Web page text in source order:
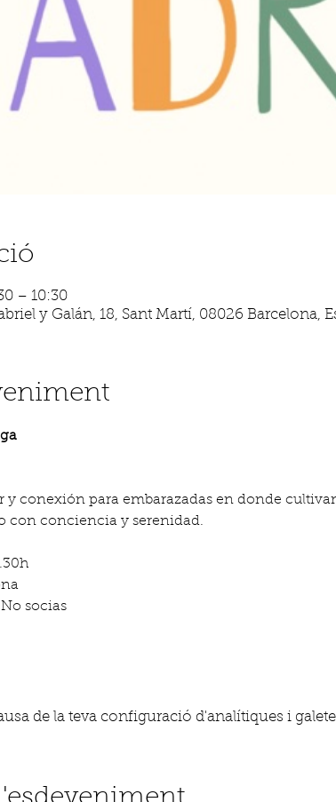
– 10:30
y Galán, 18, Sant Martí, 08026 Barcelona,
y conexión para embarazadas en donde
con conciencia y serenidad.
socias
de la teva configuració d'analítiques i